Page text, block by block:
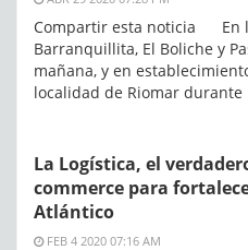
Compartir esta noticia En
Barranquillita, El Boliche y
mañana, y en
localidad de Riomar durante
La Logística, el
commerce para
Atlántico
FEB 4 2020 07:16 AM